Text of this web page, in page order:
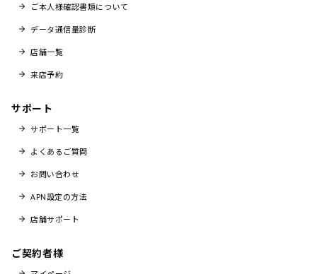
ご本人様確認書類について
データ通信量診断
店舗一覧
来店予約
サポート
サポート一覧
よくあるご質問
お問い合わせ
APN設定の方法
店舗サポート
ご契約者様